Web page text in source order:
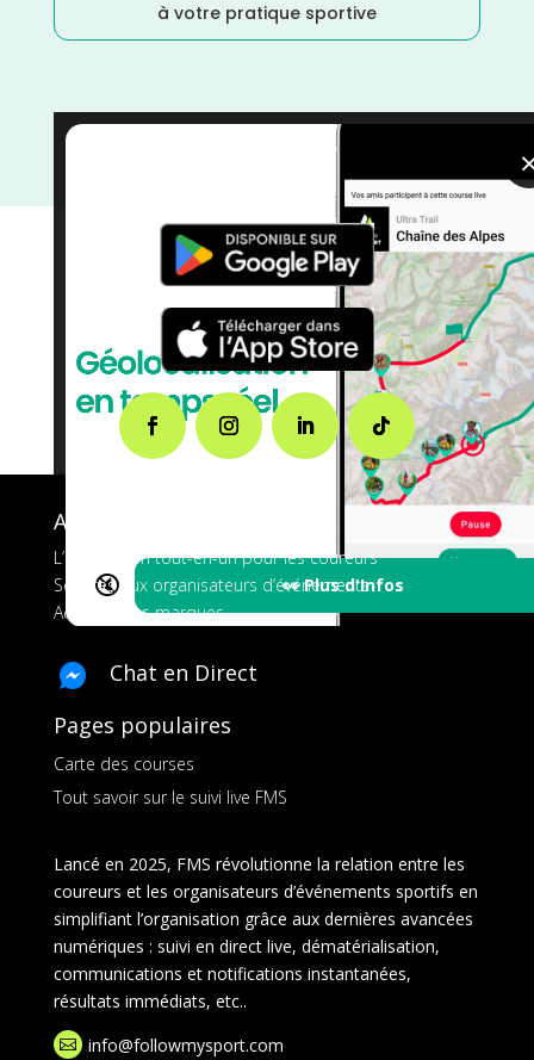
à votre pratique sportive
🔇 👀 Plus d'Infos
courses/Avril
A propos de FMS
L’application tout-en-un pour les coureurs
Services aux organisateurs d’événements
Ads pour les marques
Chat en Direct
Pages populaires
Carte des courses
Tout savoir sur le suivi live FMS
Lancé en 2025, FMS révolutionne la relation entre les
coureurs et les organisateurs d’événements sportifs en
simplifiant l’organisation grâce aux dernières avancées
numériques : suivi en direct live, dématérialisation,
communications et notifications instantanées,
résultats immédiats, etc..
 info@followmysport.com